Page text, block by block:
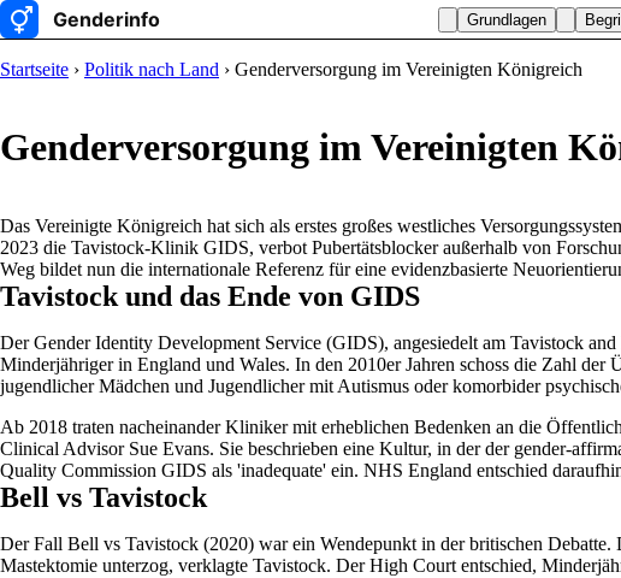
Grundlagen
Startseite › Politik nach Land › Genderversorgung im Vereinigten Königreich
Genderversorgung im Vereinigten
Das Vereinigte Königreich hat sich als erstes großes westliches
2023 die Tavistock-Klinik GIDS, verbot Pubertätsblocker außerhalb von
Weg bildet nun die internationale Referenz für eine evidenzbasierte
Tavistock und das Ende von GIDS
Der Gender Identity Development Service (GIDS), angesiedelt am Tavistock
Minderjähriger in England und Wales. In den 2010er Jahren schoss die Zahl
jugendlicher Mädchen und Jugendlicher mit Autismus oder komorbider
Ab 2018 traten nacheinander Kliniker mit erheblichen Bedenken an die
Clinical Advisor Sue Evans. Sie beschrieben eine Kultur, in der der gender-
Quality Commission GIDS als 'inadequate' ein. NHS England entschied
Bell vs Tavistock
Der Fall Bell vs Tavistock (2020) war ein Wendepunkt in der britischen
Mastektomie unterzog, verklagte Tavistock. Der High Court entschied,